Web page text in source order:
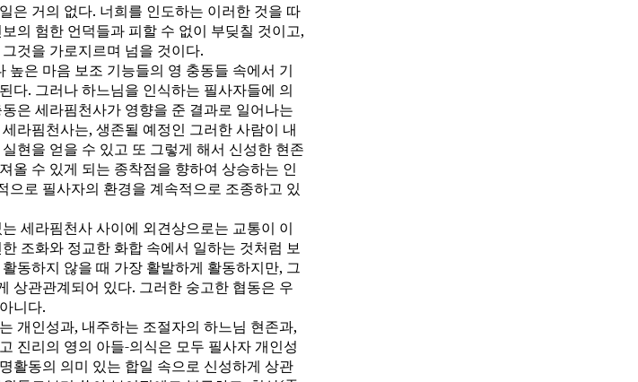
은 거의 없다. 너희를 인도하는 이러한 것을 따
의 험한 언덕들과 피할 수 없이 부딪칠 것이고,
것을 가로지르며 넘을 것이다.
높은 마음 보조 기능들의 영 충동들 속에서 기
다. 그러나 하느님을 인식하는 필사자들에 의
은 세라핌천사가 영향을 준 결과로 일어나는
라핌천사는, 생존될 예정인 그러한 사람이 내
현을 얻을 수 있고 또 그렇게 해서 신성한 현존
올 수 있게 되는 종착점을 향하여 상승하는 인
으로 필사자의 환경을 계속적으로 조종하고 있
세라핌천사 사이에 외견상으로는 교통이 이
조화와 정교한 화합 속에서 일하는 것처럼 보
동하지 않을 때 가장 활발하게 활동하지만, 그
상관관계되어 있다. 그러한 숭고한 협동은 우
니다.
개인성과, 내주하는 조절자의 하느님 현존과,
진리의 영의 아들-의식은 모두 필사자 개인성
활동의 의미 있는 합일 속으로 신성하게 상관